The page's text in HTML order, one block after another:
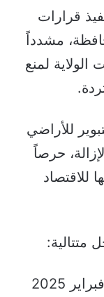
قرارات
مشدداً
لمنع
للأراضي
حرصاً
للاقتصاد